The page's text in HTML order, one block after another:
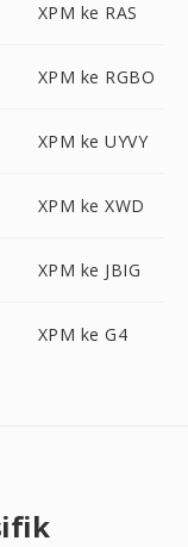
XPM ke RAS
XPM ke RGBO
XPM ke UYVY
XPM ke XWD
XPM ke JBIG
XPM ke G4